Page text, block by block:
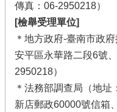
傳真：06-2950218）
[檢舉受理單位]
＊地方政府-臺南市政
安平區永華路二段6號
2950218）
＊法務部調查局（地
新店郵政60000號信箱